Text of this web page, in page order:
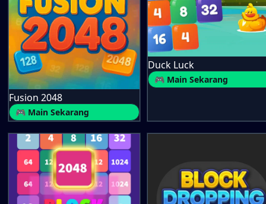
Fusion 2048
🎮 Main Sekarang
Duck Luck
🎮 Main Sekarang